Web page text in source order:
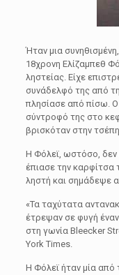
Ήταν μια
18χρονη Ελίζαμπεθ
ληστείας. Είχε
συνάδελφό της από
πλησίασε από πίσω.
σύντροφό της στο
βρισκόταν στην
Η Φόλεϊ, ωστόσο, δεν
έπιασε την
ληστή και σημάδεψε
«Τα ταχύτατα
έτρεψαν σε φυγή
στη γωνία Bleecker
York Times.
Η Φόλεϊ ήταν μία από